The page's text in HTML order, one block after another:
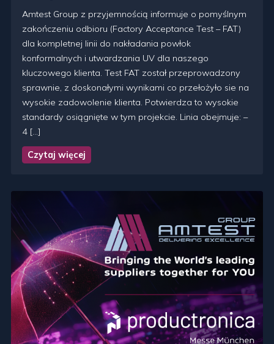
Amtest Group z przyjemnością informuje o pomyślnym
zakończeniu odbioru (Factory Acceptance Test – FAT)
dla kompletnej linii do nakładania powłok
konformalnych i utwardzania UV dla naszego
kluczowego klienta. Test FAT został przeprowadzony
sprawnie, z doskonałymi wynikami co przełożyło sie na
wysokie zadowolenie klienta. Potwierdza to wysokie
standardy osiągnięte w tym projekcie. Linia obejmuje: –
4 […]
Czytaj więcej